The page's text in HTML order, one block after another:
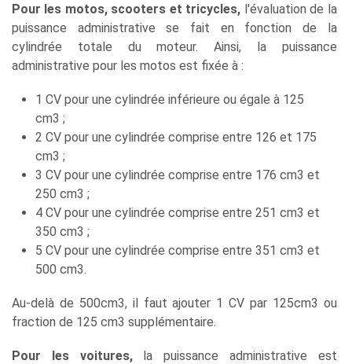
Pour les motos, scooters et tricycles, l'évaluation de la
puissance administrative se fait en fonction de la
cylindrée totale du moteur. Ainsi, la puissance
administrative pour les motos est fixée à :
1 CV pour une cylindrée inférieure ou égale à 125
cm3 ;
2 CV pour une cylindrée comprise entre 126 et 175
cm3 ;
3 CV pour une cylindrée comprise entre 176 cm3 et
250 cm3 ;
4 CV pour une cylindrée comprise entre 251 cm3 et
350 cm3 ;
5 CV pour une cylindrée comprise entre 351 cm3 et
500 cm3.
Au-delà de 500cm3, il faut ajouter 1 CV par 125cm3 ou
fraction de 125 cm3 supplémentaire.
Pour les voitures,la puissance administrative est